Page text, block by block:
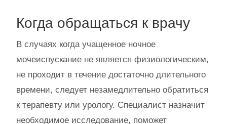
Когда обращаться к врачу
В случаях когда учащенное ночное
мочеиспускание не является физиологическим,
не проходит в течение достаточно длительного
времени, следует незамедлительно обратиться
к терапевту или урологу. Специалист назначит
необходимое исследование, поможет